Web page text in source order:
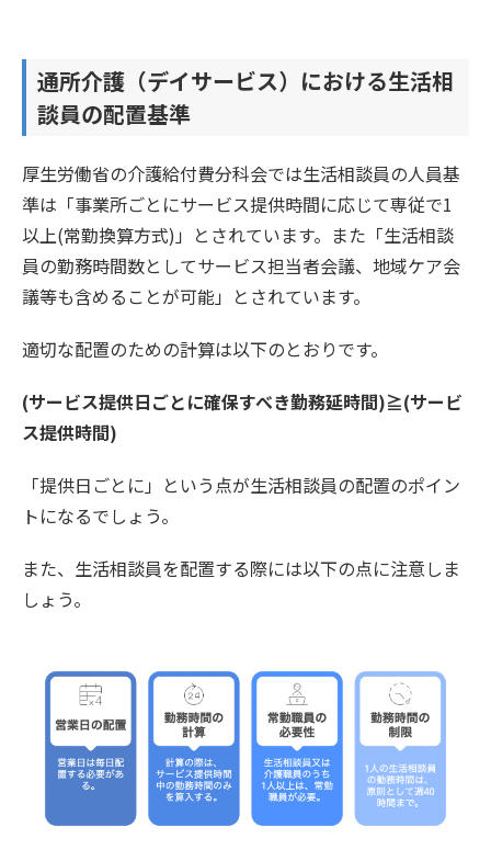
通所介護（デイサービス）における生活相
談員の配置基準
厚生労働省の介護給付費分科会では生活相談員の人員基
準は「事業所ごとにサービス提供時間に応じて専従で1
以上(常勤換算方式)」とされています。また「生活相談
員の勤務時間数としてサービス担当者会議、地域ケア会
議等も含めることが可能」とされています。
適切な配置のための計算は以下のとおりです。
(サービス提供日ごとに確保すべき勤務延時間)≧(サービ
ス提供時間)
「提供日ごとに」という点が生活相談員の配置のポイン
トになるでしょう。
また、生活相談員を配置する際には以下の点に注意しま
しょう。